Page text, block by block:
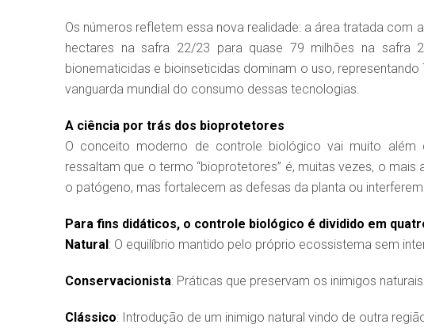
Os números refletem essa nova realidade: a área tratada com
hectares na safra 22/23 para quase 79 milhões na safra
bionematicidas e bioinseticidas dominam o uso,
vanguarda mundial do consumo dessas tecnologias.
A ciência por trás dos bioprotetores
O conceito moderno de controle biológico vai muito além
ressaltam que o termo “bioprotetores” é, muitas vezes, o
o patógeno, mas fortalecem as defesas da planta ou
Para fins didáticos, o controle biológico é dividido em
Natural : O equilíbrio mantido pelo próprio ecossistema sem
Conservacionista: Práticas que preservam os inimigos
Clássico: Introdução de um inimigo natural vindo de outra